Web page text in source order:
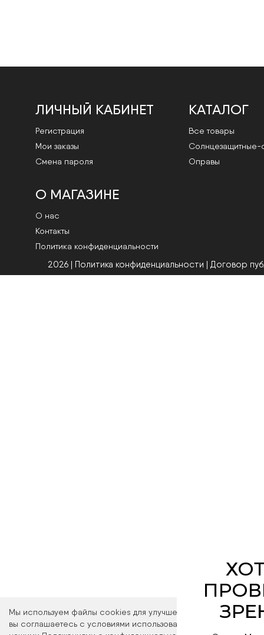
Мы используем файлы cookies для улучшения работы сайта.
вы соглашаетесь с условиями использования файлов cookies.
ЛИЧНЫЙ КАБИНЕТ
Регистрация
Мои заказы
Смена пароля
КАТАЛОГ
Все товары
Cолнцезащитные-
Оправы
О МАГАЗИНЕ
О нас
Контакты
Политика конфиденциальности
2026 | Политика конфиденциальности | Договор
Запись на